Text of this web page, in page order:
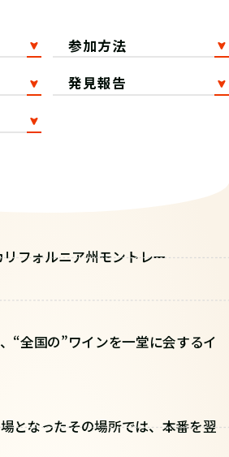
参加方法
発見報告
フォルニア州モントレー
“全国の”ワインを一堂に会するイ
となったその場所では、本番を翌